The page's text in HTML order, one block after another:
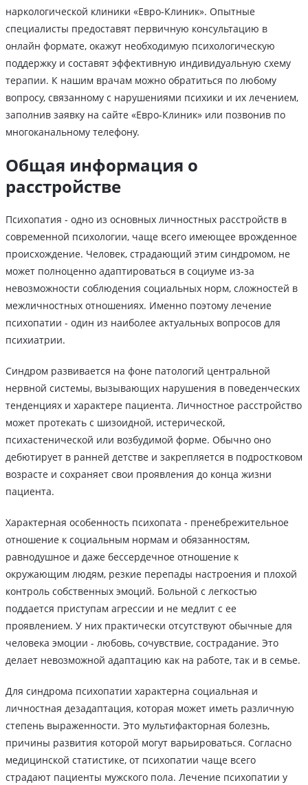
наркологической клиники «Евро-Клиник». Опытные
специалисты предоставят первичную консультацию в
онлайн формате, окажут необходимую психологическую
поддержку и составят эффективную индивидуальную схему
терапии. К нашим врачам можно обратиться по любому
вопросу, связанному с нарушениями психики и их лечением,
заполнив заявку на сайте «Евро-Клиник» или позвонив по
многоканальному телефону.
Общая информация о
расстройстве
Психопатия - одно из основных личностных расстройств в
современной психологии, чаще всего имеющее врожденное
происхождение. Человек, страдающий этим синдромом, не
может полноценно адаптироваться в социуме из-за
невозможности соблюдения социальных норм, сложностей в
межличностных отношениях. Именно поэтому лечение
психопатии - один из наиболее актуальных вопросов для
психиатрии.
Синдром развивается на фоне патологий центральной
нервной системы, вызывающих нарушения в поведенческих
тенденциях и характере пациента. Личностное расстройство
может протекать с шизоидной, истерической,
психастенической или возбудимой форме. Обычно оно
дебютирует в ранней детстве и закрепляется в подростковом
возрасте и сохраняет свои проявления до конца жизни
пациента.
Характерная особенность психопата - пренебрежительное
отношение к социальным нормам и обязанностям,
равнодушное и даже бессердечное отношение к
окружающим людям, резкие перепады настроения и плохой
контроль собственных эмоций. Больной с легкостью
поддается приступам агрессии и не медлит с ее
проявлением. У них практически отсутствуют обычные для
человека эмоции - любовь, сочувствие, сострадание. Это
делает невозможной адаптацию как на работе, так и в семье.
Для синдрома психопатии характерна социальная и
личностная дезадаптация, которая может иметь различную
степень выраженности. Это мультифакторная болезнь,
причины развития которой могут варьироваться. Согласно
медицинской статистике, от психопатии чаще всего
страдают пациенты мужского пола. Лечение психопатии у